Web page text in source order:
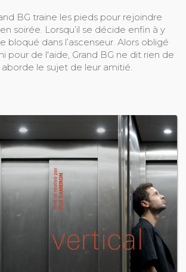
BG traine les pieds pour rejoindre
soirée. Lorsqu’il se décide enfin à y
bloqué dans l’ascenseur. Alors obligé
pour de l'aide, Grand BG ne dit rien de
le sujet de leur amitié.